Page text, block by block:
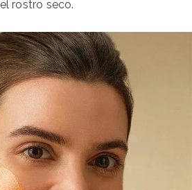
el rostro seco.